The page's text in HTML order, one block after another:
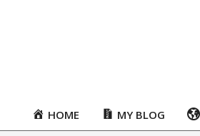
PrimaryHOME MY BLOG